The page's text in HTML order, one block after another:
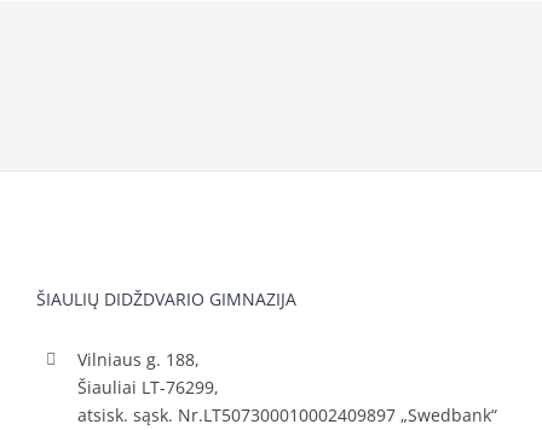
ŠIAULIŲ DIDŽDVARIO GIMNAZIJA
Vilniaus g. 188,
Šiauliai LT-76299,
atsisk. sąsk. Nr.LT507300010002409897 „Swedbank“